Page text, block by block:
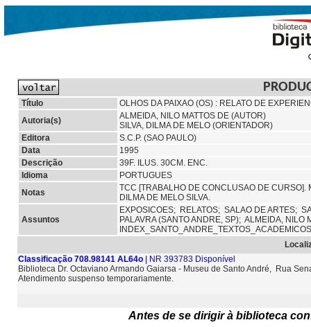
Título
OLHOS DA PAIXAO (OS) : RELATO DE
Autoria(s)
ALMEIDA, NILO MATTOS DE (AUTOR)
SILVA, DILMA DE MELO (ORIENTADOR)
Editora
S.C.P. (SAO PAULO)
Data
1995
Descrição
39F. ILUS. 30CM. ENC.
Idioma
PORTUGUES
Notas
TCC [TRABALHO DE CONCLUSAO DE CURSO].
DILMA DE MELO SILVA.
Assuntos
EXPOSICOES; RELATOS; SALAO DE ARTES;
PALAVRA (SANTO ANDRE, SP); ALMEIDA, NILO
INDEX_SANTO_ANDRE_TEXTOS_ACADEMICOS
Classificação 708.98141 AL64o | NR 393783 Disponível
Biblioteca Dr. Octaviano Armando Gaiarsa - Museu de Santo André, Rua
Atendimento suspenso temporariamente.
Antes de se dirigir à biblioteca